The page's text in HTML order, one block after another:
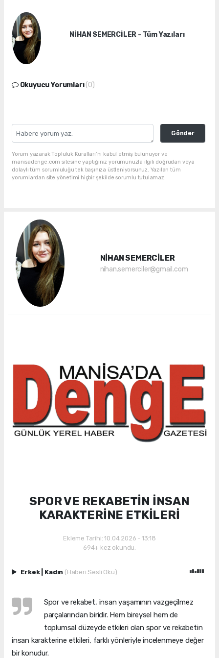
NİHAN SEMERCİLER - Tüm Yazıları
Okuyucu Yorumları(0)
Gönder
Yorum yazarak Topluluk Kuralları’nı kabul etmiş bulunuyor ve
manisadenge.com sitesine yaptığınız yorumunuzla ilgili doğrudan veya
dolaylı tüm sorumluluğu tek başınıza üstleniyorsunuz. Yazılan tüm
yorumlardan site yönetimi hiçbir şekilde sorumlu tutulamaz.
NİHAN SEMERCİLER
nihan.semerciler@gmail.com
SPOR VE REKABETİN İNSAN
KARAKTERİNE ETKİLERİ
Ekleme Tarihi: 10.04.2026 - 13:18
694+ kez okundu.
Erkek Kadın (Haberi Sesli Oku)
Spor ve rekabet, insan yaşamının vazgeçilmez
parçalarından biridir. Hem bireysel hem de
toplumsal düzeyde etkileri olan spor ve rekabetin
insan karakterine etkileri, farklı yönleriyle incelenmeye değer
bir konudur.